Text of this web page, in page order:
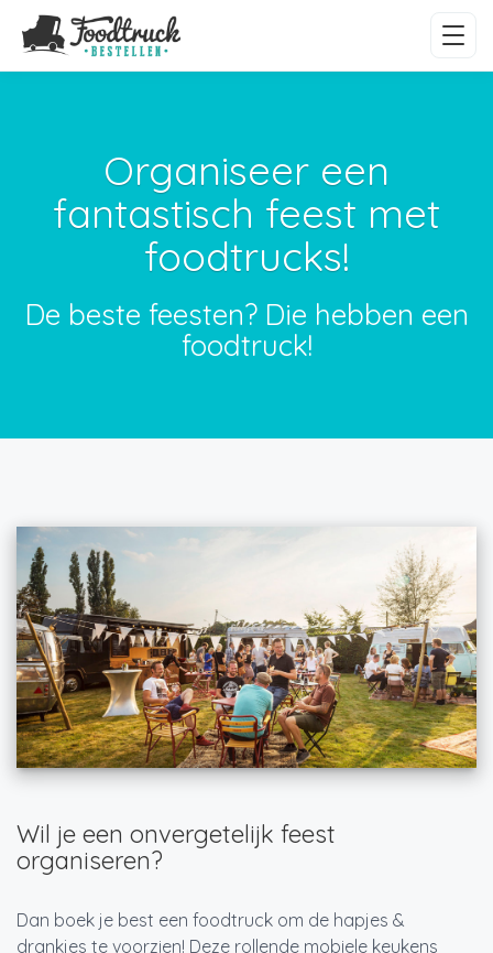
Organiseer een
fantastisch feest met
foodtrucks!
De beste feesten? Die hebben een
foodtruck!
Wil je een onvergetelijk feest
organiseren?
Dan boek je best een foodtruck om de hapjes &
drankjes te voorzien! Deze rollende mobiele keukens